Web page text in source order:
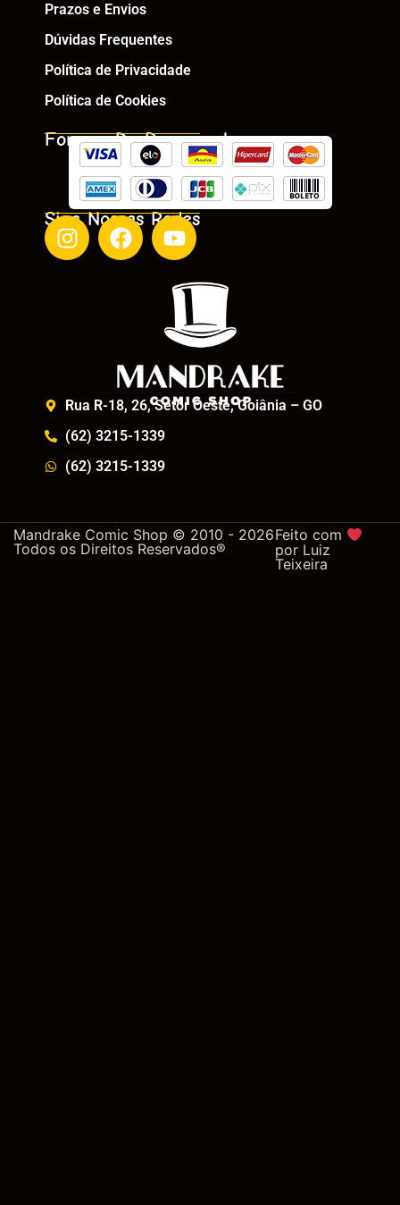
Prazos e Envios
Dúvidas Frequentes
Política de Privacidade
Política de Cookies
Formas De Pagamento
Siga Nossas Redes
Rua R-18, 26, Setor Oeste, Goiânia – GO
(62) 3215-1339
(62) 3215-1339
Mandrake Comic Shop © 2010 - 2026
Todos os Direitos Reservados®
Feito com
por Luiz
Teixeira